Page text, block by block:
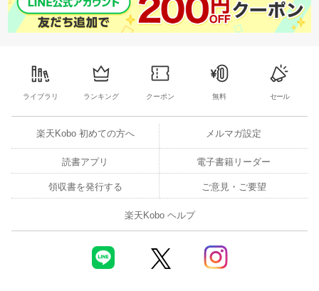
ライブラリ ランキング クーポン 無料 セール
楽天Kobo 初めての方へ メルマガ設定
読書アプリ 電子書籍リーダー
領収書を発行する ご意見・ご要望
楽天Kobo ヘルプ